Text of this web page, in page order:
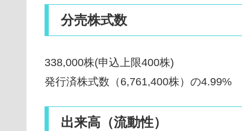
分売株式数
338,000株(申込上限400株)
発行済株式数（6,761,400株）の4.99%
出来高（流動性）